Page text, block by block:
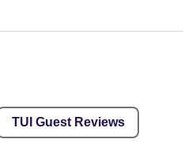
TUI Guest Reviews